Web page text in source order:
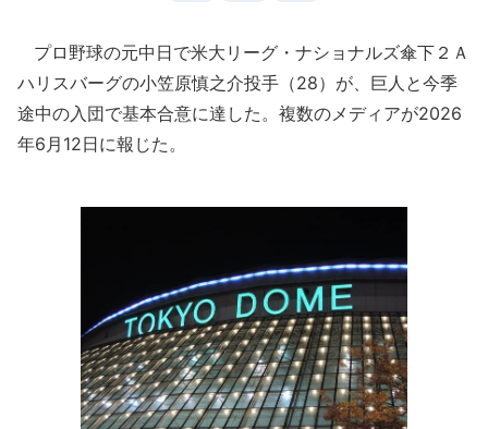
プロ野球の元中日で米大リーグ・ナショナルズ傘下２Ａ
ハリスバーグの小笠原慎之介投手（28）が、巨人と今季
途中の入団で基本合意に達した。複数のメディアが2026
年6月12日に報じた。